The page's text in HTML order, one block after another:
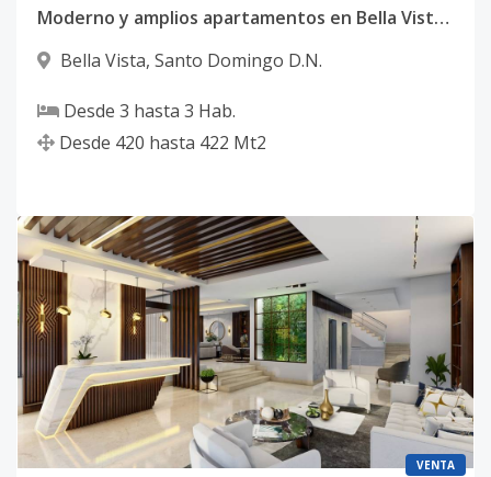
Moderno y amplios apartamentos en Bella Vista, con 3 habitaciones, 3.5 baños y 4 parqueos techados
Bella Vista, Santo Domingo D.N.
Desde 3 hasta 3 Hab.
Desde 420 hasta 422 Mt2
VENTA